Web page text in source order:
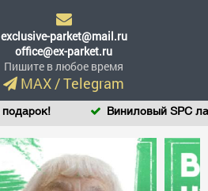
exclusive-parket@mail.ru
office@ex-parket.ru
Пишите в любое время
MAX/Telegram
Виниловый SPC ламинат